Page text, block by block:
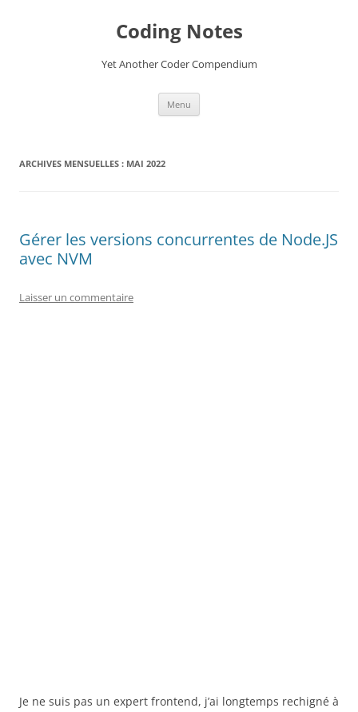
Coding Notes
Yet Another Coder Compendium
Menu
ARCHIVES MENSUELLES : MAI 2022
Gérer les versions concurrentes de Node.JS
avec NVM
Laisser un commentaire
Je ne suis pas un expert frontend, j’ai longtemps rechigné à